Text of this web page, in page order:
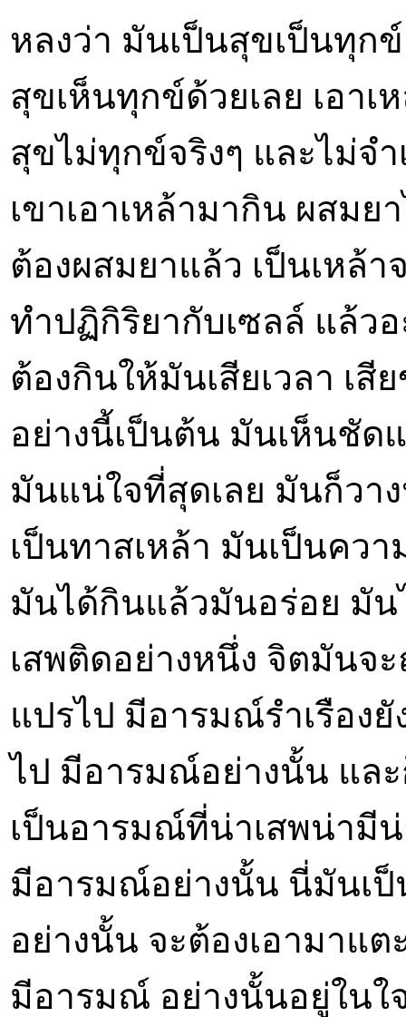
หลงว่า มันเป็นสุขเป็นทุก
สุขเห็นทุกข์ด้วยเลย เอา
สุขไม่ทุกข์จริงๆ และไม่จ
เขาเอาเหล้ามากิน ผสมย
ต้องผสมยาแล้ว เป็นเหล้
ทำปฏิกิริยากับเซลล์ แล้ว
ต้องกินให้มันเสียเวลา เสี
อย่างนี้เป็นต้น มันเห็นชั
มันแน่ใจที่สุดเลย มันก็วา
เป็นทาสเหล้า มันเป็นคว
มันได้กินแล้วมันอร่อย มั
เสพติดอย่างหนึ่ง จิตมันจ
แปรไป มีอารมณ์รำเรือง
ไป มีอารมณ์อย่างนั้น แล
เป็นอารมณ์ที่น่าเสพน่ามี
มีอารมณ์อย่างนั้น นี่มันเ
อย่างนั้น จะต้องเอามาแ
มีอารมณ์ อย่างนั้นอยู่ใน